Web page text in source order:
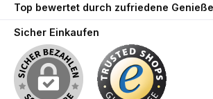
Top bewertet durch zufriedene Genießer
Sicher Einkaufen